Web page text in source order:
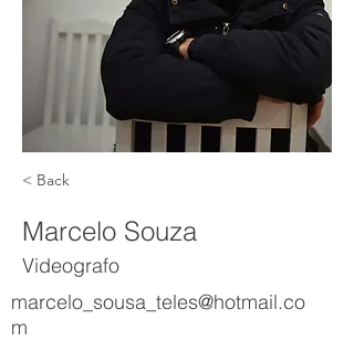
< Back
Marcelo Souza
Videografo
marcelo_sousa_teles@hotmail.co
m